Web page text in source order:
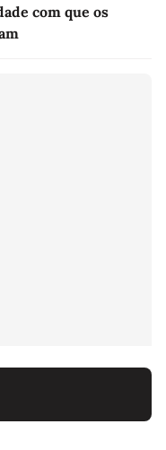
com que os